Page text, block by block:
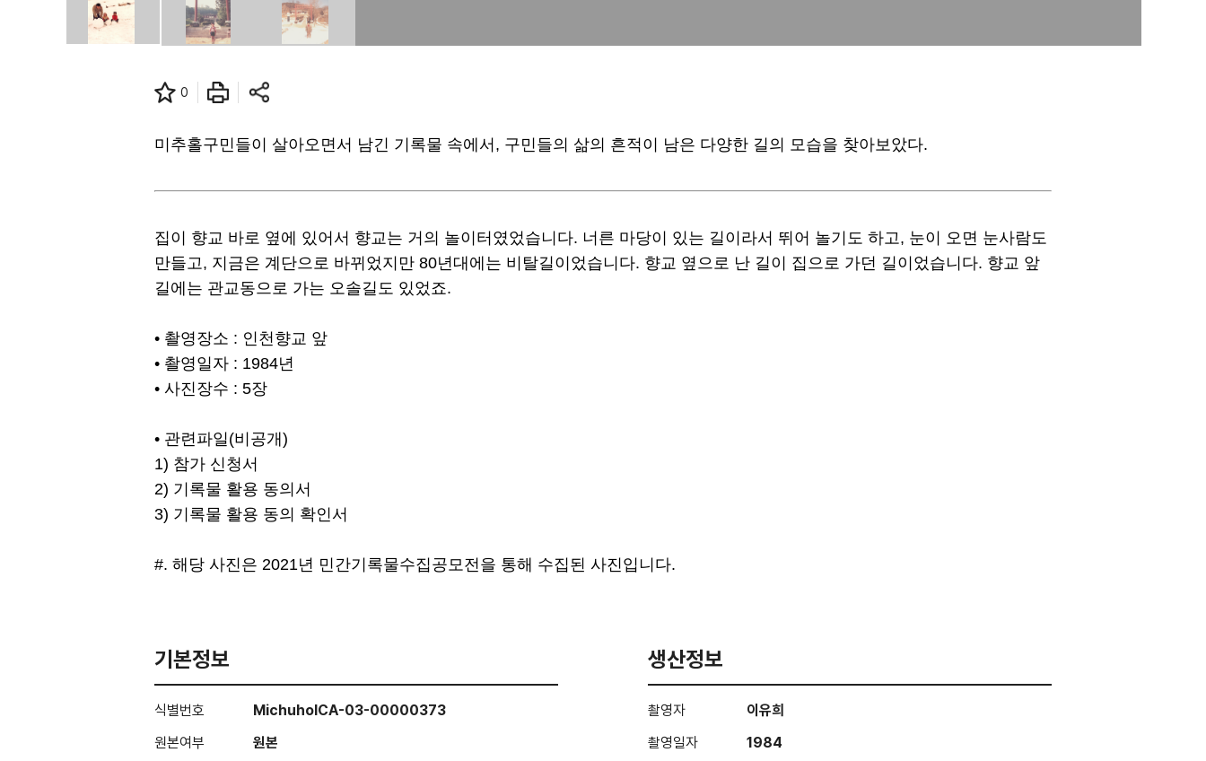
0
미추홀구민들이 살아오면서 남긴 기록물 속에서, 구민들의 삶의 흔적이 남은 다양한 길의 모습을 찾아보았다.
집이 향교 바로 옆에 있어서 향교는 거의 놀이터였었습니다. 너른 마당이 있는 길이라서 뛰어 놀기도 하고, 눈이 오면 눈사람도
만들고, 지금은 계단으로 바뀌었지만 80년대에는 비탈길이었습니다. 향교 옆으로 난 길이 집으로 가던 길이었습니다. 향교 앞
길에는 관교동으로 가는 오솔길도 있었죠.
• 촬영장소 : 인천향교 앞
• 촬영일자 : 1984년
• 사진장수 : 5장
• 관련파일(비공개)
1) 참가 신청서
2) 기록물 활용 동의서
3) 기록물 활용 동의 확인서
#. 해당 사진은 2021년 민간기록물수집공모전을 통해 수집된 사진입니다.
기본정보
식별번호
MichuholCA-03-00000373
원본여부
원본
생산정보
촬영자
이유희
촬영일자
1984